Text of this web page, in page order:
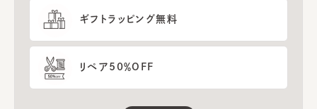
ギフトラッピング無料
リペア50％OFF